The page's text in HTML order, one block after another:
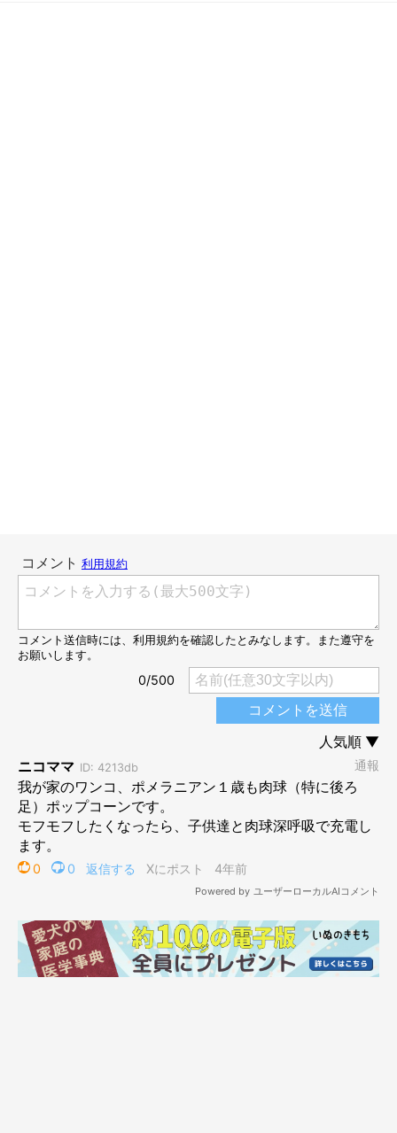
「濁りない 君の瞳に くびったけ」
【投稿者】サスケさん／ひめちゃん（柴犬）
※画像はイメージです